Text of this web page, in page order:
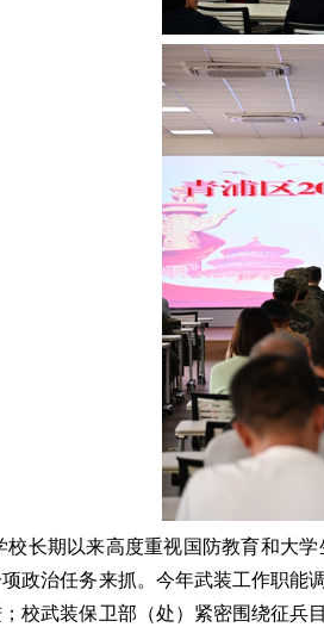
校长期以来高度重视国防教育和大
政治任务来抓。今年武装工作职能
校武装保卫部（处）紧密围绕征兵